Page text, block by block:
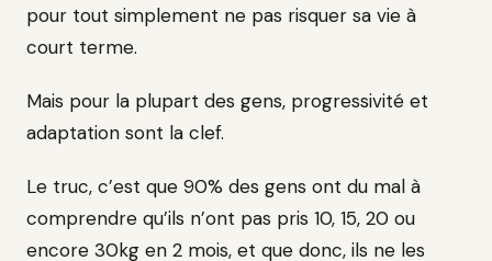
pour tout simplement ne pas risquer sa vie à
court terme.
Mais pour la plupart des gens, progressivité et
adaptation sont la clef.
Le truc, c’est que 90% des gens ont du mal à
comprendre qu’ils n’ont pas pris 10, 15, 20 ou
encore 30kg en 2 mois, et que donc, ils ne les